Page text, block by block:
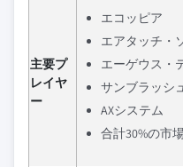
主要プ
レイヤ
ー
エコッピア
エアタッチ・
エーゲウス・
サンブラッシ
AXシステム
合計30%の市